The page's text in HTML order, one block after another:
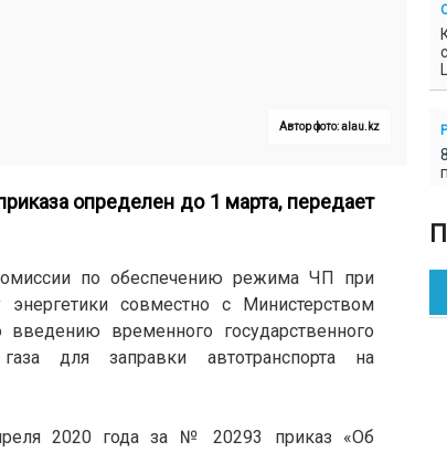
Автор фото: alau.kz
определен до 1 марта, передает
по обеспечению режима ЧП при
совместно с Министерством
временного государственного
для заправки автотранспорта на
2020 года за № 20293 приказ «Об